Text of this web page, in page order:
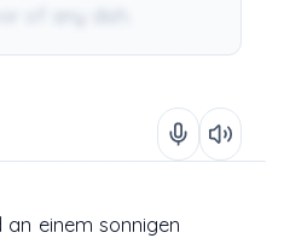
of any dish.
an einem sonnigen